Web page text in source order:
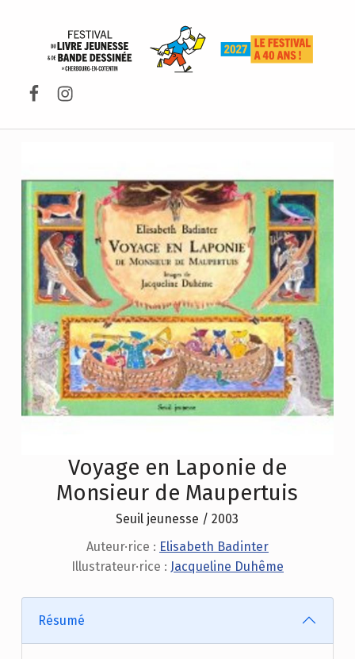
Facebook
Instagram
Voyage en Laponie de
Monsieur de Maupertuis
Seuil jeunesse / 2003
Auteur·rice : Elisabeth Badinter
Illustrateur·rice : Jacqueline Duhême
Résumé